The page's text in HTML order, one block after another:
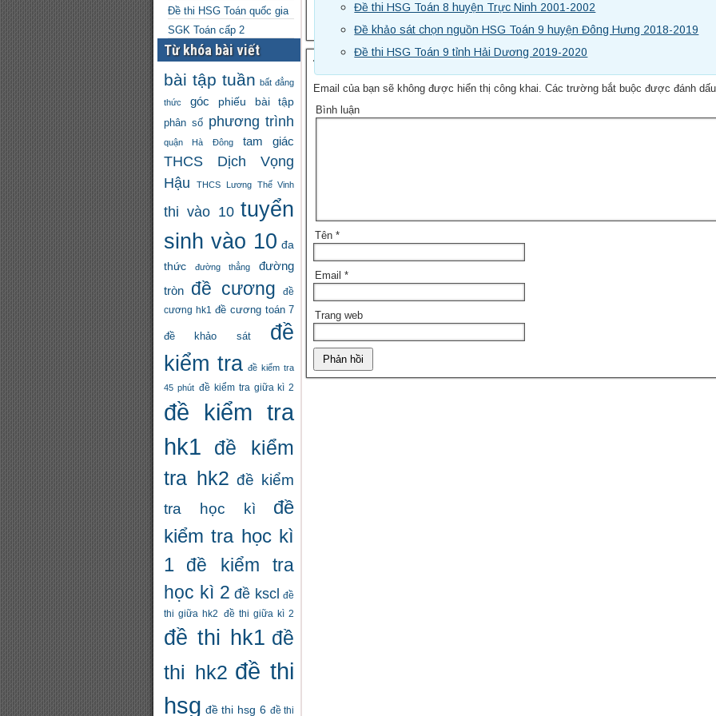
Đề thi HSG Toán quốc gia
SGK Toán cấp 2
Từ khóa bài viết
bài tập tuần bất đẳng
thức góc phiếu bài tập
phân số phương trình
quận Hà Đông tam giác
THCS Dịch Vọng
Hậu
THCS Lương Thế Vinh
thi vào 10 tuyển
sinh vào 10 đa
thức
đường thẳng
đường
tròn đề cương
đề
cương hk1
đề cương toán 7
đề khảo sát
đề
kiểm tra đề kiểm tra
45 phút đề kiểm tra giữa kì 2
đề kiểm tra
hk1
đề kiểm
tra hk2 đề kiểm
tra học kì
đề
kiểm tra học kì
1
đề kiểm tra
học kì 2 đề kscl đề
thi giữa hk2 đề thi giữa kì 2
đề thi hk1 đề
thi hk2 đề thi
hsg đề thi hsg 6 đề thi
Đề thi HSG Toán 8 huyện Trực Ninh 2001-2002
Đề khảo sát chọn nguồn HSG Toán 9 huyện Đông Hưng 2018-2019
Đề thi HSG Toán 9 tỉnh Hải Dương 2019-2020
Trả lời
Email của bạn sẽ không được hiển thị công khai. Các trường bắt buộc được đánh
Bình luận
Tên*
Email*
Trang web